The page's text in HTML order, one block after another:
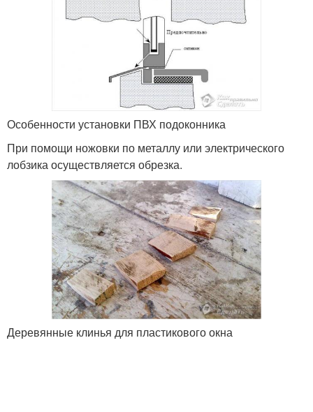
Особенности установки ПВХ подоконника
При помощи ножовки по металлу или электрического
лобзика осуществляется обрезка.
Деревянные клинья для пластикового окна